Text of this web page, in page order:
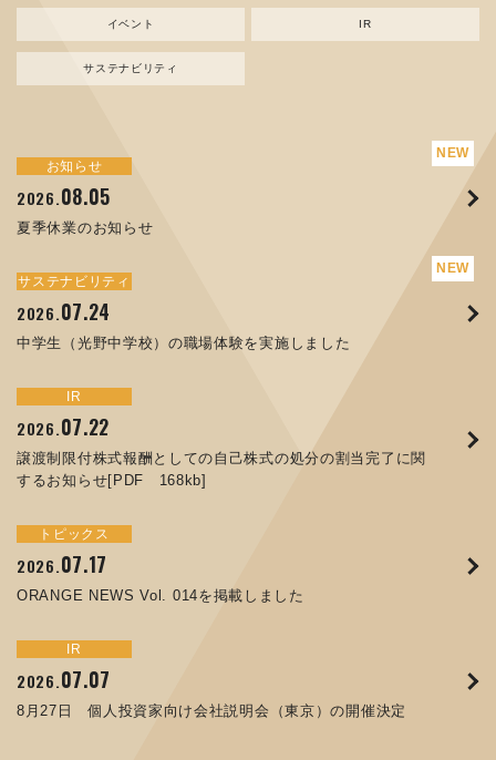
イベント IR
サステナビリティ
お知らせ
2026.08.05
夏季休業のお知らせ
サステナビリティ
2026.07.24
中学生（光野中学校）の職場体験を実施しました
IR
2026.07.22
譲渡制限付株式報酬としての自己株式の処分の割当完了に関
するお知らせ[PDF 168kb]
トピックス
2026.07.17
ORANGE NEWS Vol. 014を掲載しました
IR
2026.07.07
8月27日 個人投資家向け会社説明会（東京）の開催決定
新規事業
2024.04.10
資源ごみAI 自動選別機 販売開始のお知らせ
お知らせ
2026.08.05
夏季休業のお知らせ
お知らせ
2025.11.17
コラムを更新しました：MECT2025(メカトロテックジャパ
お知らせ
2025.09.02
XWT-8 日本デザイン振興会賞受賞！
お知らせ
2025.05.29
コラムを更新しました：MEX金沢2025(第61回機械工業見本
お知らせ
2025.05.15
トピックス
2026.07.17
ORANGE NEWS Vol. 014を掲載しました
トピックス
2026.04.17
ORANGE NEWS Vol. 013を掲載しました
トピックス
2025.10.01
高松流技Vol.25を掲載しました
2025.09.10
ORANGE NEWS Vol. 011を掲載しました
2025.07.31
ORANGE NEWS Vol. 010を掲載しました
イベント
2026.04.03
MEX金沢2026 出展のご案内 ※終了しました
イベント
2025.08.29
MECT 2025 出展のご案内 ※終了しました
イベント
2025.04.16
MEX金沢2025 出展のご案内 ※終了しました
2024.09.26
JIMTOF2024 出展のご案内 ※終了しました
2024.05.13
MEX金沢2024 学生向け会社説明コーナー予約のご案内 ※
終了しました
IR
2026.07.22
譲渡制限付株式報酬としての自己株式の処分の割当完了に関
IR
2026. 07.07
IR
2026.07.01
コーポレートガバナンス報告書を更新しました
IR
2026.06.26
第65回定時株主総会のご報告を掲載しました
IR
2026.06.25
譲渡制限付株式報酬としての自己株式の処分に関するお知ら
サステナビリティ
2026.07.24
中学生（光野中学校）の職場体験を実施しました
サステナビリティ
2026.06.12
人材戦略を策定しました
サステナビリティ
2026.03.26
「健康経営優良法人２０２６（大規模法人部門）」に認定さ
れました
サステナビリティ
2025.12.09
令和７年度石川県ワークライフバランス企業知事表彰「優良
サステナビリティ
2025.12.04